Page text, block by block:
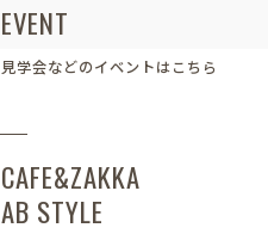
EVENT
見学会などのイベントはこちら
CAFE&ZAKKA
AB STYLE